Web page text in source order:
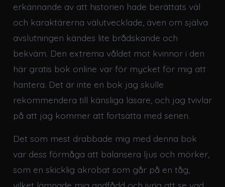
erkännande av att historien hade berättats väl
och karaktärerna välutvecklade, även om själva
avslutningen kändes lite brådskande och
bekväm. Den extrema våldet mot kvinnor i den
här gratis bok online var för mycket för mig att
hantera. Det är inte en bok jag skulle
rekommendera till känsliga läsare, och jag tvivlar
på att jag kommer att fortsätta med serien.
Det som mest drabbade mig med denna bok
var dess förmåga att balansera ljus och mörker,
som en skicklig akrobat som går på en tåg,